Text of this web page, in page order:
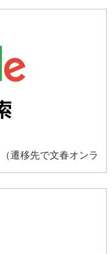
（遷移先で文春オンラ